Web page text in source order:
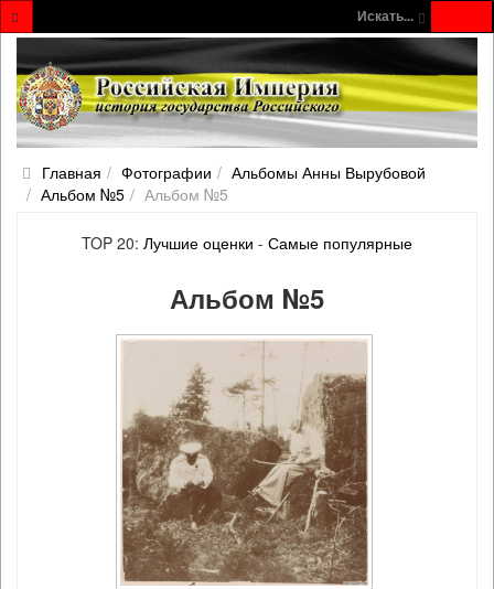
Искать...
Главная Фотографии
Альбомы Анны Вырубовой
Альбом №5
Альбом №5
TOP 20: Лучшие оценки - Самые популярные
Альбом №5